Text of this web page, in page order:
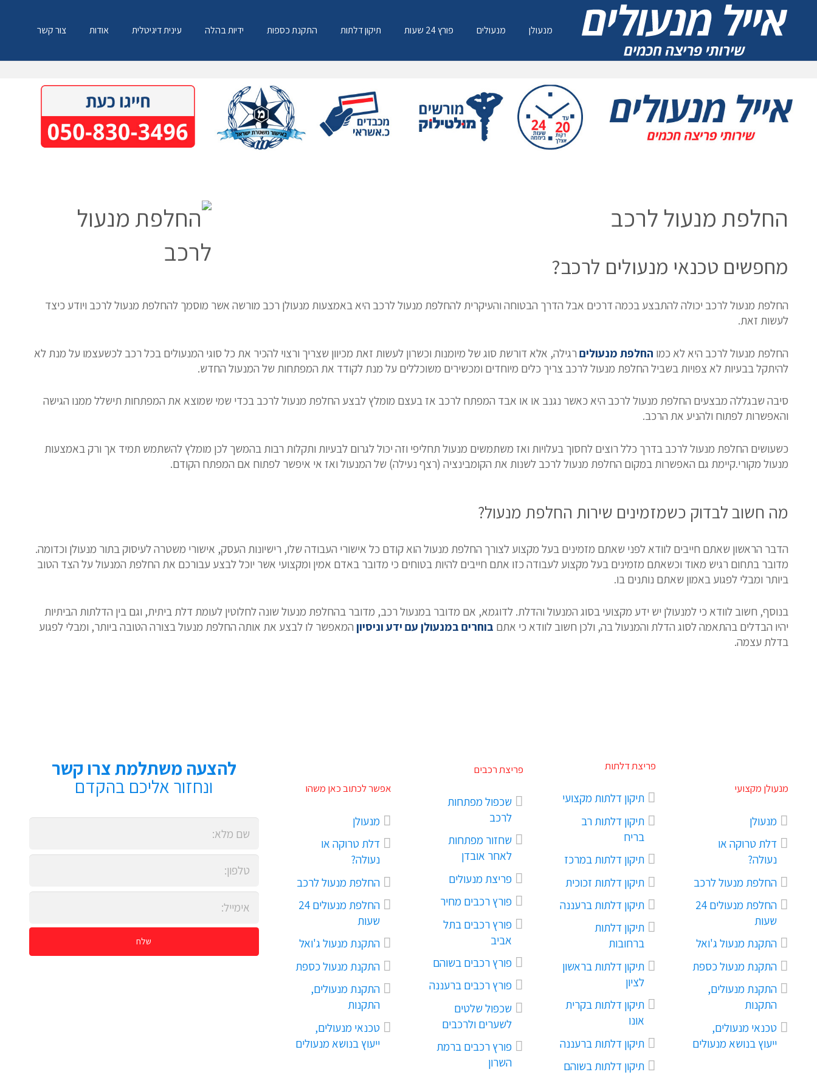
מנעולן מנעולים פורץ 24 שעות תיקון דלתות התקנת כספות ידיות בהלה עינית דיגיטלית אודות צור קשר
החלפת מנעול לרכב
החלפת מנעול לרכב
מחפשים טכנאי מנעולים לרכב?
החלפת מנעול לרכב יכולה להתבצע בכמה דרכים אבל הדרך הבטוחה והעיקרית להחלפת מנעול לרכב היא באמצעות מנעולן רכב מורשה אשר מוסמך להחלפת מנעול לרכב ויודע כיצד
לעשות זאת.
החלפת מנעול לרכב היא לא כמו החלפת מנעולים רגילה, אלא דורשת סוג של מיומנות וכשרון לעשות זאת מכיוון שצריך ורצוי להכיר את כל סוגי המנעולים בכל רכב לכשעצמו על מנת לא
להיתקל בבעיות לא צפויות בשביל החלפת מנעול לרכב צריך כלים מיוחדים ומכשירים משוכללים על מנת לקודד את המפתחות של המנעול החדש.
סיבה שבגללה מבצעים החלפת מנעול לרכב היא כאשר נגנב או או אבד המפתח לרכב אז בעצם מומלץ לבצע החלפת מנעול לרכב בכדי שמי שמוצא את המפתחות תישלל ממנו הגישה
והאפשרות לפתוח ולהניע את הרכב.
כשעושים החלפת מנעול לרכב בדרך כלל רוצים לחסוך בעלויות ואז משתמשים מנעול תחליפי וזה יכול לגרום לבעיות ותקלות רבות בהמשך לכן מומלץ להשתמש תמיד אך ורק באמצעות
מנעול מקורי.קיימת גם האפשרות במקום החלפת מנעול לרכב לשנות את הקומבינציה (רצף נעילה) של המנעול ואז אי איפשר לפתוח אם המפתח הקודם.
מה חשוב לבדוק כשמזמינים שירות החלפת מנעול?
הדבר הראשון שאתם חייבים לוודא לפני שאתם מזמינים בעל מקצוע לצורך החלפת מנעול הוא קודם כל אישורי העבודה שלו, רישיונות העסק, אישורי משטרה לעיסוק בתור מנעולן וכדומה.
מדובר בתחום רגיש מאוד וכשאתם מזמינים בעל מקצוע לעבודה כזו אתם חייבים להיות בטוחים כי מדובר באדם אמין ומקצועי אשר יוכל לבצע עבורכם את החלפת המנעול על הצד הטוב
ביותר ומבלי לפגוע באמון שאתם נותנים בו.
בנוסף, חשוב לוודא כי למנעולן יש ידע מקצועי בסוג המנעול והדלת. לדוגמא, אם מדובר במנעול רכב, מדובר בהחלפת מנעול שונה לחלוטין לעומת דלת ביתית, וגם בין הדלתות הביתיות
יהיו הבדלים בהתאמה לסוג הדלת והמנעול בה, ולכן חשוב לוודא כי אתם בוחרים במנעולן עם ידע וניסיון המאפשר לו לבצע את אותה החלפת מנעול בצורה הטובה ביותר, ומבלי לפגוע
בדלת עצמה.
מנעולן מקצועי
מנעולן
דלת טרוקה או
נעולה?
החלפת מנעול לרכב
החלפת מנעולים 24
שעות
התקנת מנעול ג'ואל
התקנת מנעול כספת
התקנת מנעולים,
התקנות
טכנאי מנעולים,
ייעוץ בנושא מנעולים
פריצת דלתות
תיקון דלתות מקצועי
תיקון דלתות רב
בריח
תיקון דלתות במרכז
תיקון דלתות זכוכית
תיקון דלתות ברעננה
תיקון דלתות
ברחובות
תיקון דלתות בראשון
לציון
תיקון דלתות בקרית
אונו
תיקון דלתות ברעננה
תיקון דלתות בשוהם
פריצת רכבים
שכפול מפתחות
לרכב
שחזור מפתחות
לאחר אובדן
פריצת מנעולים
פורץ רכבים מחיר
פורץ רכבים בתל
אביב
פורץ רכבים בשוהם
פורץ רכבים ברעננה
שכפול שלטים
לשערים ולרכבים
פורץ רכבים ברמת
השרון
אפשר לכתוב כאן משהו
מנעולן
דלת טרוקה או
נעולה?
החלפת מנעול לרכב
החלפת מנעולים 24
שעות
התקנת מנעול ג'ואל
התקנת מנעול כספת
התקנת מנעולים,
התקנות
טכנאי מנעולים,
ייעוץ בנושא מנעולים
להצעה משתלמת צרו קשר
ונחזור אליכם בהקדם